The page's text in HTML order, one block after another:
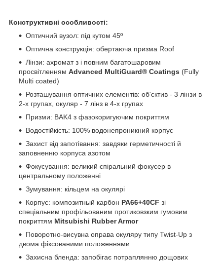
Конструктивні особливості:
Оптичний вузол: під кутом 45º
Оптична конструкція: обертаюча призма Roof
Лінзи: ахромат з і повним багатошаровим
просвітленням Advanced MultiGuard® Coatings (Fully
Multi coated)
Розташування оптичних елементів: об'єктив - 3 лінзи в
2-х групах, окуляр - 7 лінз в 4-х групах
Призми: BAK4 з фазокоригуючим покриттям
Водостійкість: 100% водонепроникний корпус
Захист від запотівання: завдяки герметичності й
заповненню корпуса азотом
Фокусування: великий спіральний фокусер в
центральному положенні
Зумування: кільцем на окулярі
Корпус: композитный карбон PA66+40CF зі
спеціальним профільованим протиковзким гумовим
покриттям Mitsubishi Rubber Armor
Поворотно-висувна оправа окуляру типу Twist-Up з
двома фіксованими положеннями
Захисна бленда: запобігає потраплянню дощових